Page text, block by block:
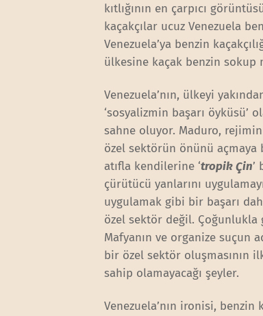
kıtlığının en çarpıcı
kaçakçılar ucuz Venezuela
Venezuela’ya benzin
ülkesine kaçak benzin sokup
Venezuela’nın, ülkeyi
‘sosyalizmin başarı öyküsü’
sahne oluyor. Maduro,
özel sektörün önünü açmaya
atıfla kendilerine ‘tropik Çin’
çürütücü yanlarını
uygulamak gibi bir başarı
özel sektör değil.
Mafyanın ve organize suçun
bir özel sektör oluşmasının
sahip olamayacağı şeyler.
Venezuela’nın ironisi, benzin